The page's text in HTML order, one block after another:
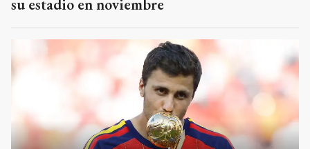
su estadio en noviembre